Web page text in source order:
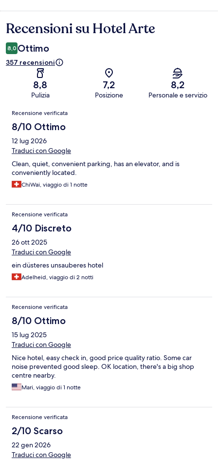
Recensioni
Recensioni su Hotel Arte
8,0 Ottimo
357 recensioni
8,8
Pulizia
7,2
Posizione
8,2
Personale e servizio
Recensioni
Recensione verificata
8/10 Ottimo
12 lug 2026
Traduci con Google
Clean, quiet, convenient parking, has an elevator, and is
conveniently located.
ChiWai, viaggio di 1 notte
Recensione verificata
4/10 Discreto
26 ott 2025
Traduci con Google
ein düsteres unsauberes hotel
Adelheid, viaggio di 2 notti
Recensione verificata
8/10 Ottimo
15 lug 2025
Traduci con Google
Nice hotel, easy check in, good price quality ratio. Some car
noise prevented good sleep. OK location, there's a big shop
centre nearby.
Mari, viaggio di 1 notte
Recensione verificata
2/10 Scarso
22 gen 2026
Traduci con Google